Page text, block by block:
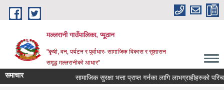
Skip to main content
मल्लरानी गाउँपालिका, प्यूठान
"कृषी, वन, पर्यटन र पूर्वाधारः सामाजिक विकास र सुशासन
समृद्ध मल्लरानीको आधार"
समाचार सामाजिक सुरक्षा भत्ता प्राप्त गर्नका लागि लाभग्राहीहरुको